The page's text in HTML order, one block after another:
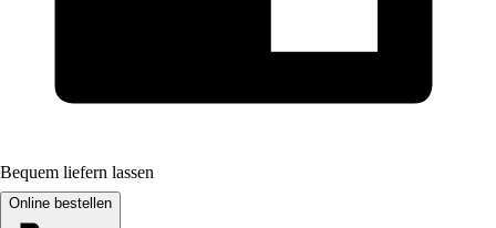
Bequem liefern lassen
Online bestellen